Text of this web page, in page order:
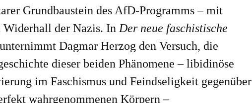
Grundbaustein des AfD-Programms – mit
Widerhall der Nazis. InDer neue faschistische
unternimmt Dagmar Herzog den Versuch, die
dieser beiden Phänomene – libidinöse
im Faschismus und Feindseligkeit gegenüber
wahrgenommenen Körpern –